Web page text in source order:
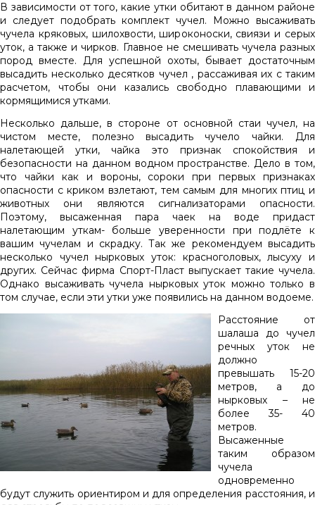
В зависимости от того, какие утки обитают в данном районе
и следует подобрать комплект чучел. Можно высаживать
чучела кряковых, шилохвости, широконоски, свиязи и серых
уток, а также и чирков. Главное не смешивать чучела разных
пород вместе. Для успешной охоты, бывает достаточным
высадить несколько десятков чучел , рассаживая их с таким
расчетом, чтобы они казались свободно плавающими и
кормящимися утками.
Несколько дальше, в стороне от основной стаи чучел, на
чистом месте, полезно высадить чучело чайки. Для
налетающей утки, чайка это признак спокойствия и
безопасности на данном водном пространстве. Дело в том,
что чайки как и вороны, сороки при первых признаках
опасности с криком взлетают, тем самым для многих птиц и
животных они являются сигнализаторами опасности.
Поэтому, высаженная пара чаек на воде придаст
налетающим уткам- больше уверенности при подлёте к
вашим чучелам и скрадку. Так же рекомендуем высадить
несколько чучел нырковых уток: красноголовых, лысуху и
других. Сейчас фирма Спорт-Пласт выпускает такие чучела.
Однако высаживать чучела нырковых уток можно только в
том случае, если эти утки уже появились на данном водоеме.
Расстояние от
шалаша до чучел
речных уток не
должно
превышать 15-20
метров, а до
нырковых – не
более 35- 40
метров.
Высаженные
таким образом
чучела
одновременно
будут служить ориентиром и для определения расстояния, и